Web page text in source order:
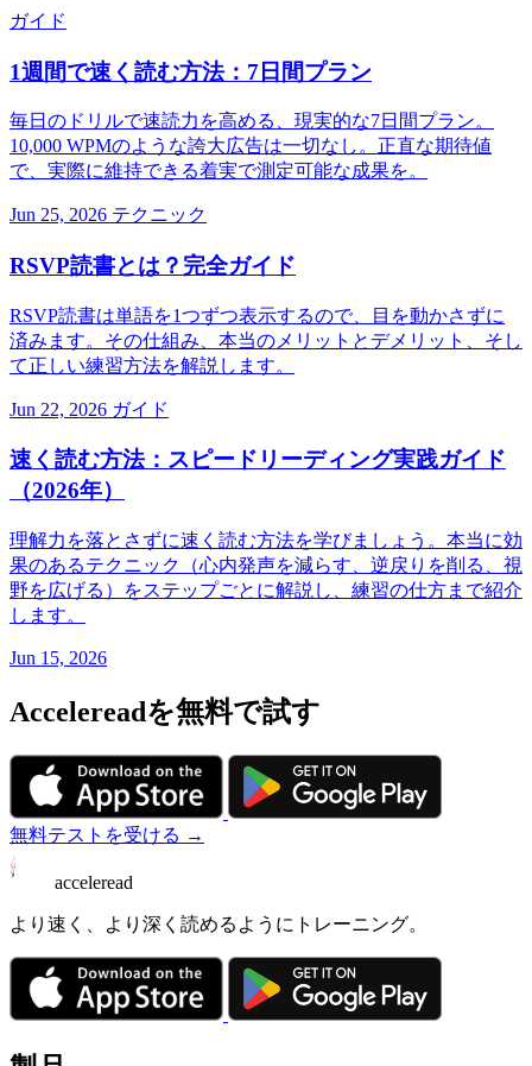
ガイド
1週間で速く読む方法：7日間プラン
毎日のドリルで速読力を高める、現実的な7日間プラン。
10,000 WPMのような誇大広告は一切なし。正直な期待値
で、実際に維持できる着実で測定可能な成果を。
Jun 25, 2026 テクニック
RSVP読書とは？完全ガイド
RSVP読書は単語を1つずつ表示するので、目を動かさずに
済みます。その仕組み、本当のメリットとデメリット、そし
て正しい練習方法を解説します。
Jun 22, 2026 ガイド
速く読む方法：スピードリーディング実践ガイド
（2026年）
理解力を落とさずに速く読む方法を学びましょう。本当に効
果のあるテクニック（心内発声を減らす、逆戻りを削る、視
野を広げる）をステップごとに解説し、練習の仕方まで紹介
します。
Jun 15, 2026
Accelereadを無料で試す
無料テストを受ける →
acceleread
より速く、より深く読めるようにトレーニング。